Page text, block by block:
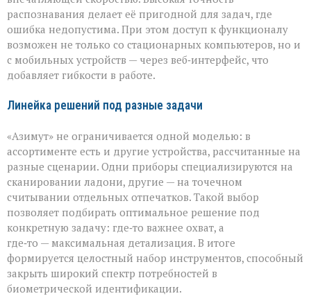
распознавания делает её пригодной для задач, где
ошибка недопустима. При этом доступ к функционалу
возможен не только со стационарных компьютеров, но и
с мобильных устройств — через веб‑интерфейс, что
добавляет гибкости в работе.
Линейка решений под разные задачи
«Азимут» не ограничивается одной моделью: в
ассортименте есть и другие устройства, рассчитанные на
разные сценарии. Одни приборы специализируются на
сканировании ладони, другие — на точечном
считывании отдельных отпечатков. Такой выбор
позволяет подбирать оптимальное решение под
конкретную задачу: где‑то важнее охват, а
где‑то — максимальная детализация. В итоге
формируется целостный набор инструментов, способный
закрыть широкий спектр потребностей в
биометрической идентификации.